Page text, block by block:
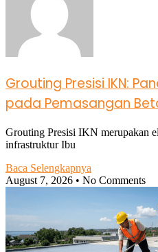
Grouting Presisi IKN:
pada Pemasangan
Grouting Presisi IKN merupakan
infrastruktur Ibu
Baca Selengkapnya
August 7, 2026
No Comments